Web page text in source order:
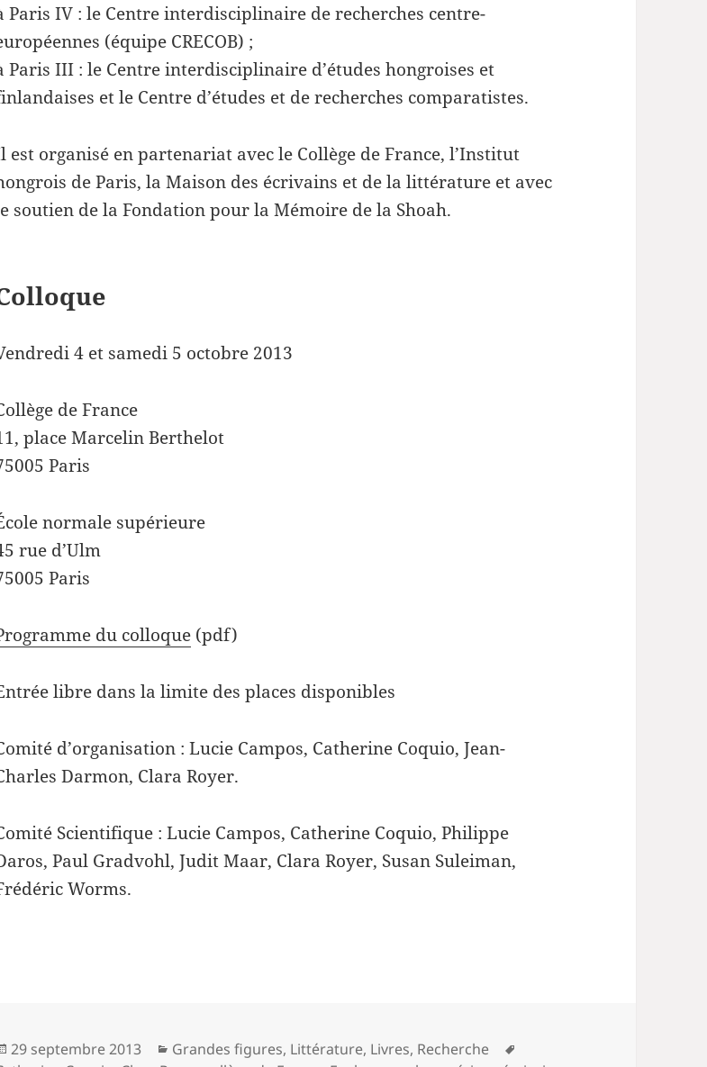
Paris IV : le Centre interdisciplinaire de recherches centre-
(équipe CRECOB) ;
Paris III : le Centre interdisciplinaire d’études hongroises et
et le Centre d’études et de recherches comparatistes.
est organisé en partenariat avec le Collège de France, l’Institut
de Paris, la Maison des écrivains et de la littérature et avec
soutien de la Fondation pour la Mémoire de la Shoah.
4 et samedi 5 octobre 2013
de France
place Marcelin Berthelot
Paris
normale supérieure
rue d’Ulm
Paris
du colloque (pdf)
libre dans la limite des places disponibles
d’organisation : Lucie Campos, Catherine Coquio, Jean-
Darmon, Clara Royer.
Scientifique : Lucie Campos, Catherine Coquio, Philippe
Paul Gradvohl, Judit Maar, Clara Royer, Susan Suleiman,
Worms.
Publié
29 septembre 2013 Catégories
Grandes figures, Littérature, Livres, Recherche